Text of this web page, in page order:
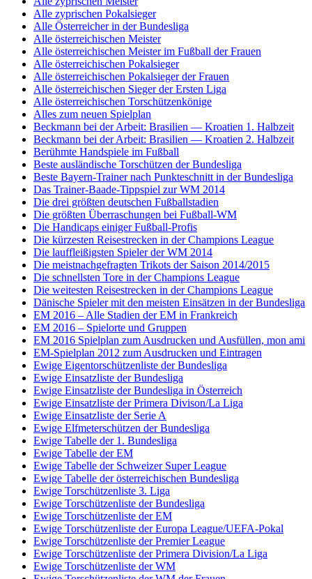
Alle zyprischen Pokalsieger
Alle Österreicher in der Bundesliga
Alle österreichischen Meister
Alle österreichischen Meister im Fußball der Frauen
Alle österreichischen Pokalsieger
Alle österreichischen Pokalsieger der Frauen
Alle österreichischen Sieger der Ersten Liga
Alle österreichischen Torschützenkönige
Alles zum neuen Spielplan
Beckmann bei der Arbeit: Brasilien — Kroatien 1. Halbzeit
Beckmann bei der Arbeit: Brasilien — Kroatien 2. Halbzeit
Berühmte Handspiele im Fußball
Beste ausländische Torschützen der Bundesliga
Beste Bayern-Trainer nach Punkteschnitt in der Bundesliga
Das Trainer-Baade-Tippspiel zur WM 2014
Die drei größten deutschen Fußballstadien
Die größten Überraschungen bei Fußball-WM
Die Handicaps einiger Fußball-Profis
Die kürzesten Reisestrecken in der Champions League
Die lauffleißigsten Spieler der WM 2014
Die meistnachgefragten Trikots der Saison 2014/2015
Die schnellsten Tore in der Champions League
Die weitesten Reisestrecken in der Champions League
Dänische Spieler mit den meisten Einsätzen in der Bundesliga
EM 2016 – Alle Stadien der EM in Frankreich
EM 2016 – Spielorte und Gruppen
EM 2016 Spielplan zum Ausdrucken und Ausfüllen, mon ami
EM-Spielplan 2012 zum Ausdrucken und Eintragen
Ewige Eigentorschützenliste der Bundesliga
Ewige Einsatzliste der Bundesliga
Ewige Einsatzliste der Bundesliga in Österreich
Ewige Einsatzliste der Primera Divison/La Liga
Ewige Einsatzliste der Serie A
Ewige Elfmeterschützen der Bundesliga
Ewige Tabelle der 1. Bundesliga
Ewige Tabelle der EM
Ewige Tabelle der Schweizer Super League
Ewige Tabelle der österreichischen Bundesliga
Ewige Torschützenliste 3. Liga
Ewige Torschützenliste der Bundesliga
Ewige Torschützenliste der EM
Ewige Torschützenliste der Europa League/UEFA-Pokal
Ewige Torschützenliste der Premier League
Ewige Torschützenliste der Primera Division/La Liga
Ewige Torschützenliste der WM